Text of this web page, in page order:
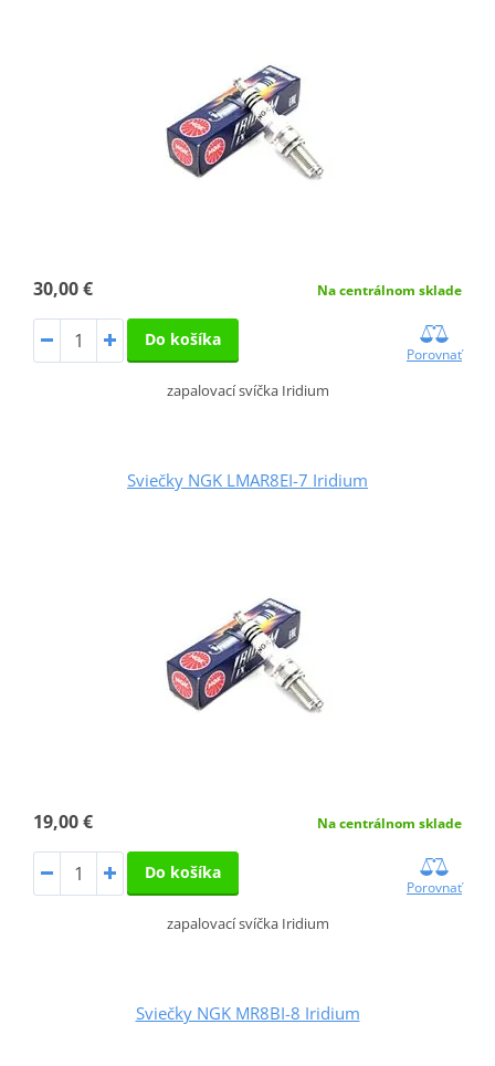
30,00 € Na centrálnom sklade
Do košíka
Porovnať
zapalovací svíčka Iridium
Sviečky NGK LMAR8EI-7 Iridium
19,00 € Na centrálnom sklade
Do košíka
Porovnať
zapalovací svíčka Iridium
Sviečky NGK MR8BI-8 Iridium